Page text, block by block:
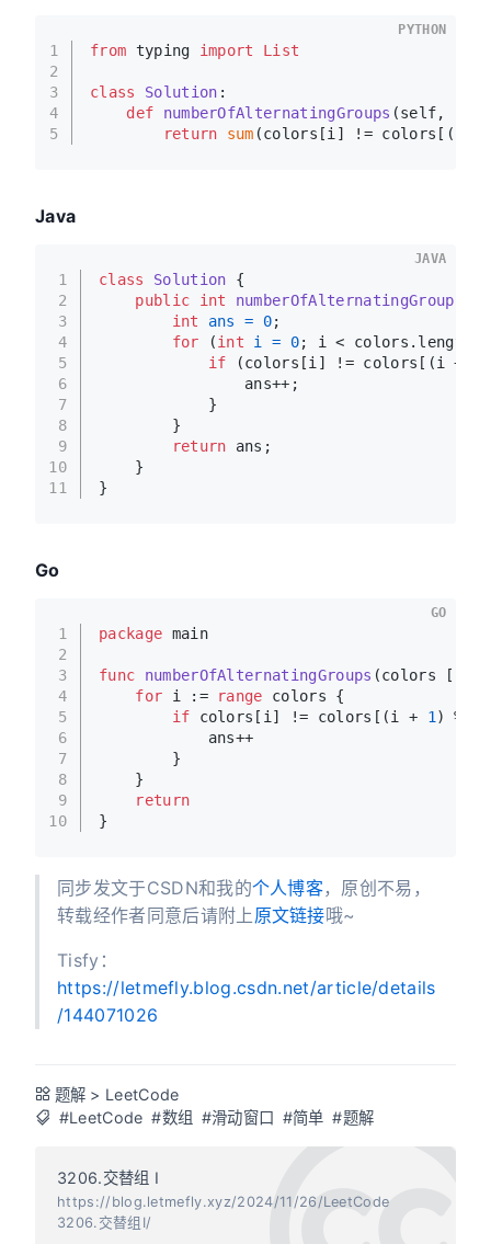
1
2
3
4
5
from typing import List
class Solution :
def
numberOfAlternatingGroups (self,
return
sum (colors[i] != colors[(i +
PYTHON
Java
1
2
3
4
5
6
7
8
9
10
11
class Solution {
public
int numberOfAlternatingGroups
int
ans = 0;
for (int i = 0; i < colors.length;
if (colors[i] != colors[(i +
                ans++;
            }
        }
return ans;
    }
}
JAVA
Go
1
2
3
4
5
6
7
8
9
10
package main
func numberOfAlternatingGroups (colors []
for i := range colors {
if colors[i] != colors[(i + 1 ) %
            ans++
        }
    }
return
}
GO
同步发文于CSDN和我的个人博客，原创不易，
转载经作者同意后请附上 原文链接哦~
Tisfy：
https://letmefly.blog.csdn.net/article/details
/144071026
题解 > LeetCode
#LeetCode #数组 #滑动窗口 #简单 #题解
3206.交替组 I
https://blog.letmefly.xyz/2024/11/26/LeetCode
3206.交替组I/